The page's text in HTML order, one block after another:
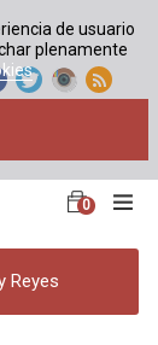
de usuario
plenamente
0
Reyes